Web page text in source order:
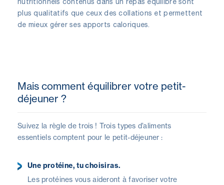
nutritionnels contenus dans un repas équilibré sont
plus qualitatifs que ceux des collations et permettent
de mieux gérer ses apports caloriques.
Mais comment équilibrer votre petit-
déjeuner ?
Suivez la règle de trois ! Trois types d’aliments
essentiels comptent pour le petit-déjeuner :
Une protéine, tu choisiras.
Les protéines vous aideront à favoriser votre